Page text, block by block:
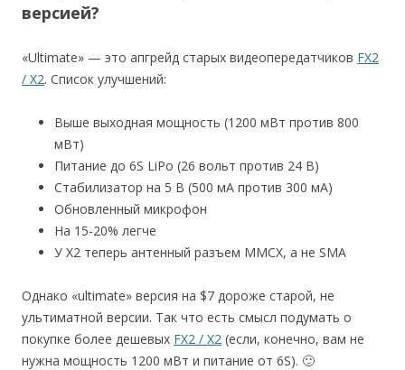
версией?
«Ultimate» — это апгрейд старых видеопередатчиков FX2
/ X2. Список улучшений:
Выше выходная мощность (1200 мВт против 800
мВт)
Питание до 6S LiPo (26 вольт против 24 В)
Стабилизатор на 5 В (500 мА против 300 мА)
Обновленный микрофон
На 15-20% легче
У X2 теперь антенный разъем MMCX, а не SMA
Однако «ultimate» версия на $7 дороже старой, не
ультиматной версии. Так что есть смысл подумать о
покупке более дешевых FX2 / X2 (если, конечно, вам не
нужна мощность 1200 мВт и питание от 6S). 🙂